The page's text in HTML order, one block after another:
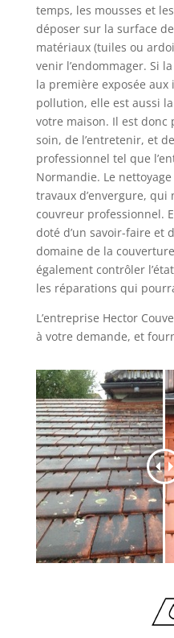
temps, les mousses et
déposer sur la surface
matériaux (tuiles ou
venir l’endommager. Si
la première exposée
pollution, elle est aussi
votre maison. Il est donc
soin, de l’entretenir, et
professionnel tel que
Normandie. Le
travaux d’envergure, qui
couvreur professionnel.
doté d’un savoir-faire et
domaine de la
également contrôler
les réparations qui
L’entreprise Hector
à votre demande, et